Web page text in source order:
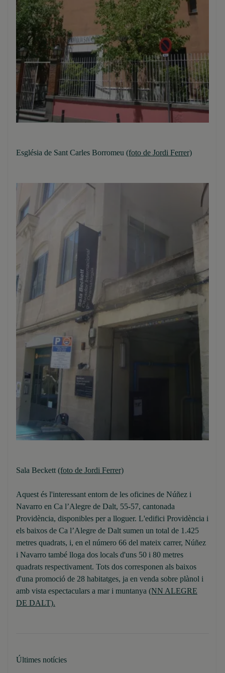
Església de Sant Carles Borromeu (foto de Jordi Ferrer)
Sala Beckett (foto de Jordi Ferrer)
Aquest és l'interessant entorn de les oficines de Núñez i
Navarro en Ca l’Alegre de Dalt, 55-57, cantonada
Providència, disponibles per a lloguer. L'edifici Providència i
els baixos de Ca l’Alegre de Dalt sumen un total de 1.425
metres quadrats, i, en el número 66 del mateix carrer, Núñez
i Navarro també lloga dos locals d'uns 50 i 80 metres
quadrats respectivament. Tots dos corresponen als baixos
d'una promoció de 28 habitatges, ja en venda sobre plànol i
amb vista espectaculars a mar i muntanya (NN ALEGRE
DE DALT).
Últimes notícies